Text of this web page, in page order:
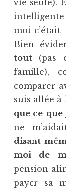
vie seule).
moi c’était
Bien
tout (pas
famille),
comparer
suis allée à
que ce que
ne
disant
moi de
pension
payer sa